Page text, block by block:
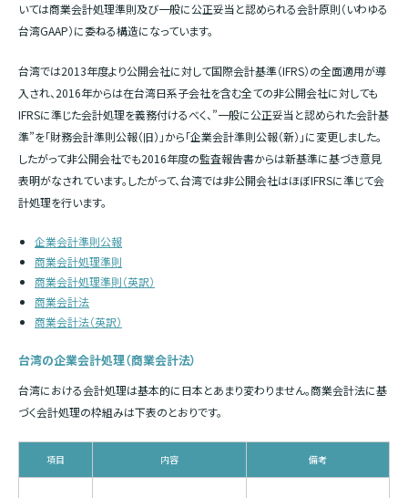
いては商業会計処理準則及び一般に公正妥当と認められる会計原則（いわゆる
台湾GAAP）に委ねる構造になっています。
台湾では2013年度より公開会社に対して国際会計基準（IFRS）の全面適用が導
入され、2016年からは在台湾日系子会社を含む全ての非公開会社に対しても
IFRSに準じた会計処理を義務付けるべく、”一般に公正妥当と認められた会計基
準”を「財務会計準則公報（旧）」から「企業会計準則公報（新）」に変更しました。
したがって非公開会社でも2016年度の監査報告書からは新基準に基づき意見
表明がなされています。したがって、台湾では非公開会社はほぼIFRSに準じて会
計処理を行います。
企業会計準則公報
商業会計処理準則
商業会計処理準則（英訳）
商業会計法
商業会計法（英訳）
台湾の企業会計処理（商業会計法）
台湾における会計処理は基本的に日本とあまり変わりません。商業会計法に基
づく会計処理の枠組みは下表のとおりです。
項目 内容 備考